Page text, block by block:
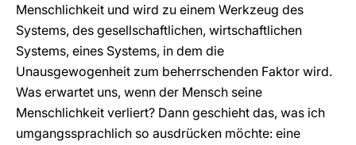
Menschlichkeit und wird zu einem Werkzeug des
Systems, des gesellschaftlichen, wirtschaftlichen
Systems, eines Systems, in dem die
Unausgewogenheit zum beherrschenden Faktor wird.
Was erwartet uns, wenn der Mensch seine
Menschlichkeit verliert? Dann geschieht das, was ich
umgangssprachlich so ausdrücken möchte: eine